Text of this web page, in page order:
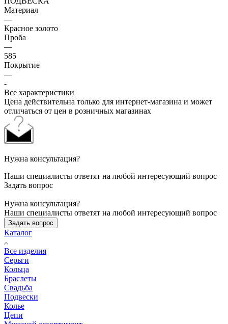
Материал
—
Красное золото
Проба
—
585
Покрытие
—
-
Все характеристики
Цена действительна только для интернет-магазина и может
отличаться от цен в розничных магазинах
Нужна консультация?
Наши специалисты ответят на любой интересующий вопрос
Задать вопрос
Нужна консультация?
Наши специалисты ответят на любой интересующий вопрос
Задать вопрос
Каталог
Все изделия
Серьги
Кольца
Браслеты
Свадьба
Подвески
Колье
Цепи